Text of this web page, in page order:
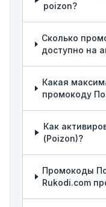
poizon?
Сколько
доступно на
Какая
промокоду
Как
(Poizon)?
Промокоды
Rukodi.com